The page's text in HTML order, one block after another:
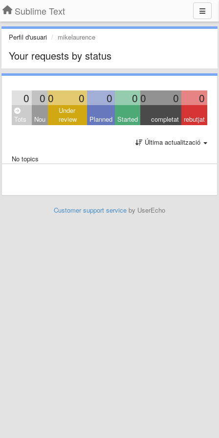
Sublime Text
Perfil d'usuari mikelaurence
Your requests by status
0 0 0 0 0 0 0 0 0
Tots Nou
Under
review
Planned Started completat rebutjat
Última actualització
No topics
Customer support service by UserEcho